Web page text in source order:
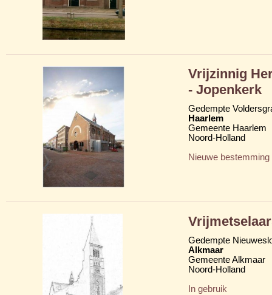
Vrijzinnig
- Jopenkerk
Gedempte
Haarlem
Gemeente Haarlem
Noord-Holland
Nieuwe bestemming
Gedempte
Alkmaar
Gemeente Alkmaar
Noord-Holland
In gebruik